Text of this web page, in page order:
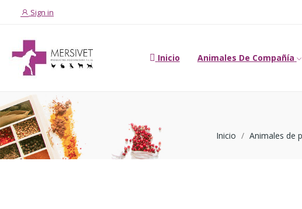
Sign in
Inicio Animales De Compañía
Inicio Animales de